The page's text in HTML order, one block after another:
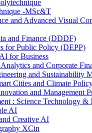
-MSc&T
and Advanced Visual
and Finance (DDDF)
for Public Policy (DEPP)
for Business
and Corporate
and Sustainability
Cities and Climate
and Management
: Science Technology &
AI
Creative AI
XCin